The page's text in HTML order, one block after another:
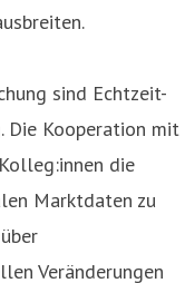
sind Echtzeit-
Die Kooperation mit
die
Marktdaten zu
Veränderungen